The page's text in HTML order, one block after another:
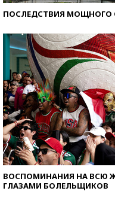
ПОСЛЕДСТВИЯ МОЩНОГО
ВОСПОМИНАНИЯ НА ВСЮ
ГЛАЗАМИ БОЛЕЛЬЩИКОВ